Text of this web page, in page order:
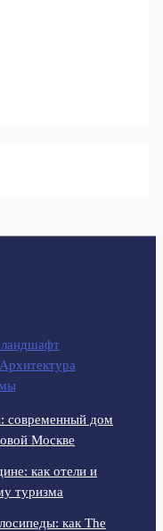
ландшафт
современный дом
Москве
как отели и
туризма
как The